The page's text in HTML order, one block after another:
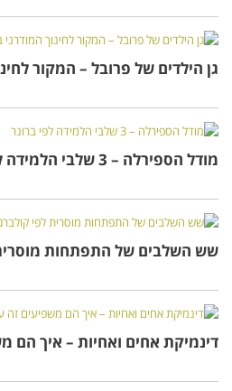
גן הילדים של פרובל – המקור
מודל הספירלה – 3 שלבי הלמידה לפי ברונר
שש השלבים של התפתחות
דינמיקת אחים ואחיות – איך הם